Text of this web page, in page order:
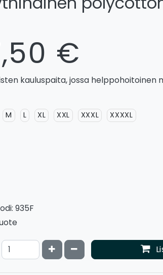
€
kauluspaita, jossa helppohoitoinen
M L XL XXL XXXL XXXXL
935F
Kasvata määrää
Vähennä määrää